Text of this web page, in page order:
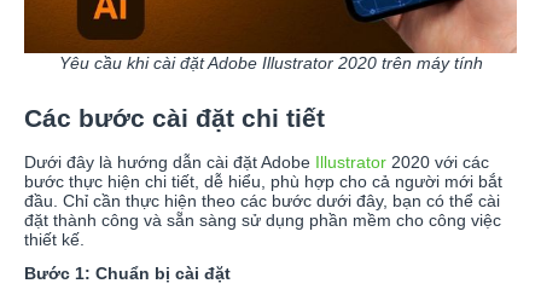
Yêu cầu khi cài đặt Adobe Illustrator 2020 trên máy tính
Các bước cài đặt chi tiết
Dưới đây là hướng dẫn cài đặt Adobe Illustrator 2020 với các
bước thực hiện chi tiết, dễ hiểu, phù hợp cho cả người mới bắt
đầu. Chỉ cần thực hiện theo các bước dưới đây, bạn có thể cài
đặt thành công và sẵn sàng sử dụng phần mềm cho công việc
thiết kế.
Bước 1: Chuẩn bị cài đặt